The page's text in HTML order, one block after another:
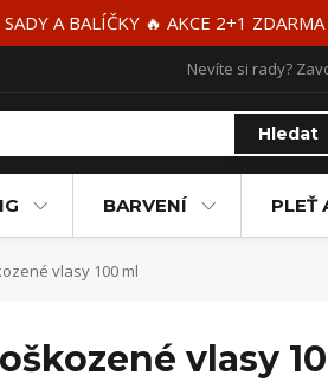
A BALÍČKY 🔥 AKCE 2+1
Hledat
Nevíte si rady?
BARVENÍ PLEŤ
vlasy 100 ml
vlasy